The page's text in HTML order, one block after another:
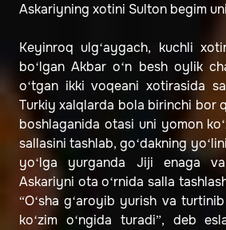
Askariyning xotini Sulton begim
Keyinroq ulg‘aygach, kuchli
bo‘lgan Akbar o‘n besh oylik
o‘tgan ikki voqeani xotirasida
Turkiy xalqlarda bola birinchi bor
boshlaganida otasi uni yomon
sallasini tashlab, go‘dakning
yo‘lga yurganda Jiji enaga
Askariyni ota o‘rnida salla
“O‘sha g‘aroyib yurish va
ko‘zim o‘ngida turadi”, deb